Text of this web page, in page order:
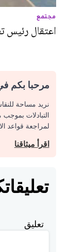
مجتمع
اعتقال رئيس
مرحبا بكم
نريد مساحة
التبادلات بموجب
لمراجعة قواعد
اقرأ ميثاقنا
تعليق